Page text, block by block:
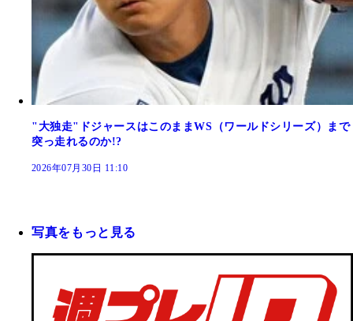
"大独走"ドジャースはこのままWS（ワールドシリーズ）まで
突っ走れるのか!?
2026年07月30日 11:10
写真をもっと見る